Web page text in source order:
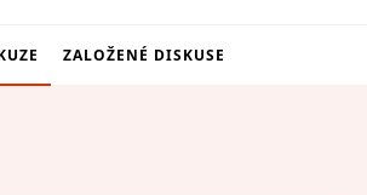
ZALOŽENÉ DISKUSE